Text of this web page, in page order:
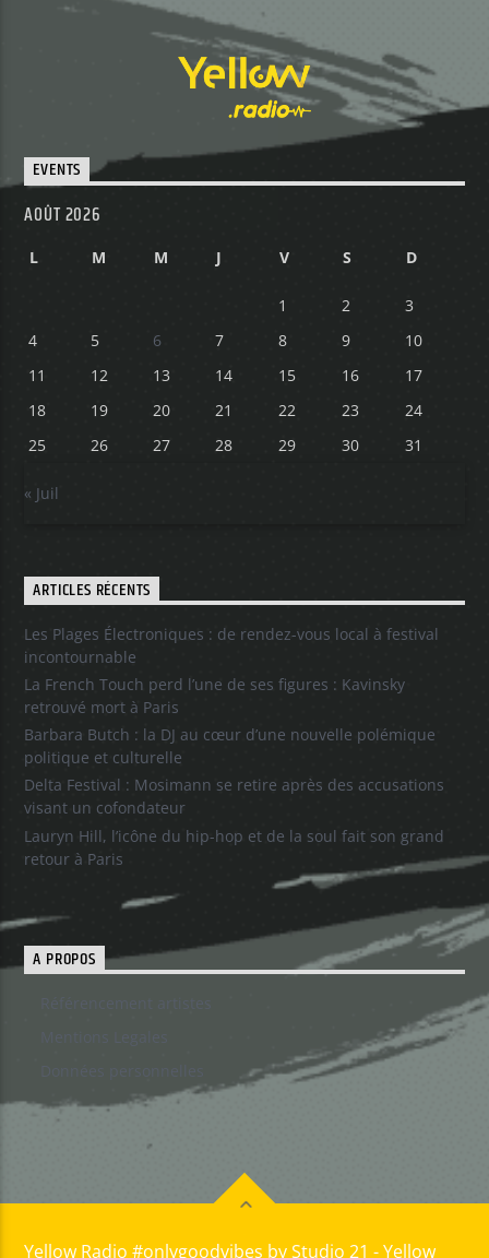
EVENTS
AOÛT 2026
L M M J V S D
1 2
3
4
5 6 7 8 9
10
11
12 13 14 15 16
17
18
19 20 21 22 23
24
25
26 27 28 29 30 31
« Juil
ARTICLES RÉCENTS
Les Plages Électroniques : de rendez-vous local à festival
incontournable
La French Touch perd l’une de ses figures : Kavinsky
retrouvé mort à Paris
Barbara Butch : la DJ au cœur d’une nouvelle polémique
politique et culturelle
Delta Festival : Mosimann se retire après des accusations
visant un cofondateur
Lauryn Hill, l’icône du hip-hop et de la soul fait son grand
retour à Paris
A PROPOS
Yellow Radio #onlygoodvibes by Studio 21 - Yellow